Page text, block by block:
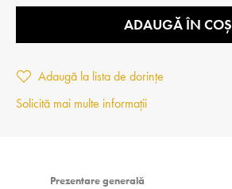
ADAUGĂ ÎN COȘ
Adaugă la lista de dorințe
Solicită mai multe informații
Prezentare generală